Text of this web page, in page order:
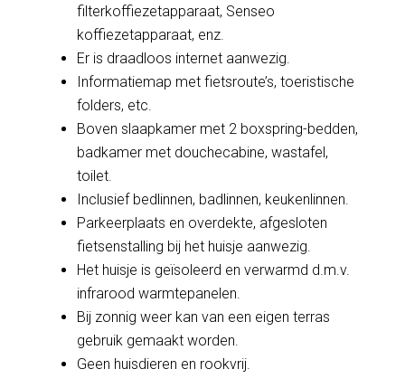
filterkoffiezetapparaat, Senseo
koffiezetapparaat, enz.
Er is draadloos internet aanwezig.
Informatiemap met fietsroute’s, toeristische
folders, etc.
Boven slaapkamer met 2 boxspring-bedden,
badkamer met douchecabine, wastafel,
toilet.
Inclusief bedlinnen, badlinnen, keukenlinnen.
Parkeerplaats en overdekte, afgesloten
fietsenstalling bij het huisje aanwezig.
Het huisje is geïsoleerd en verwarmd d.m.v.
infrarood warmtepanelen.
Bij zonnig weer kan van een eigen terras
gebruik gemaakt worden.
Geen huisdieren en rookvrij.